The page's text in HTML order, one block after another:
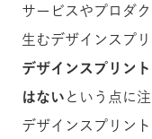
サービスやプロダ
生むデザインスプ
デザインスプリン
はない という点に
デザインスプリン